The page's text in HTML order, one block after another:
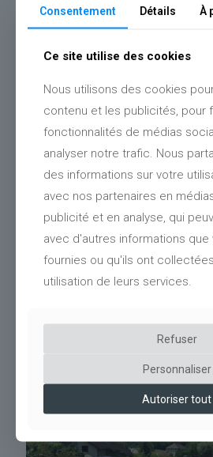
Ombrière photovoltaïque bois Ain
Consentement Détails À
Ce site utilise des cookies
Nous utilisons des cookies
contenu et les publicités, pour
fonctionnalités de médias
analyser notre trafic. Nous
des informations sur votre
avec nos partenaires en
publicité et en analyse, qui
avec d'autres informations que
fournies ou qu'ils ont
utilisation de leurs services.
Refuser
Personnaliser
Autoriser tout